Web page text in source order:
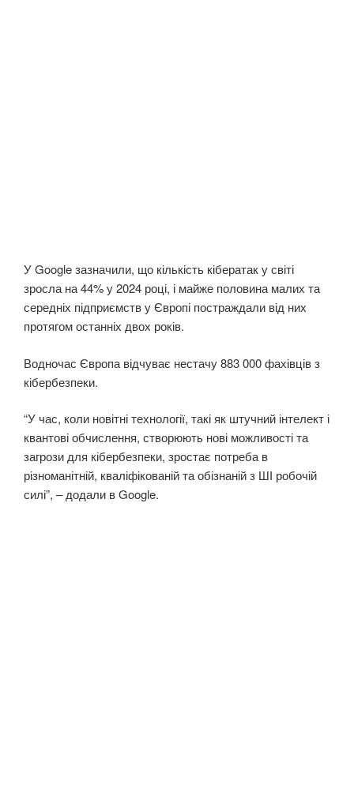
У Google зазначили, що кількість кібератак у світі
зросла на 44% у 2024 році, і майже половина малих та
середніх підприємств у Європі постраждали від них
протягом останніх двох років.
Водночас Європа відчуває нестачу 883 000 фахівців з
кібербезпеки.
“У час, коли новітні технології, такі як штучний інтелект і
квантові обчислення, створюють нові можливості та
загрози для кібербезпеки, зростає потреба в
різноманітній, кваліфікованій та обізнаній з ШІ робочій
силі”, – додали в Google.